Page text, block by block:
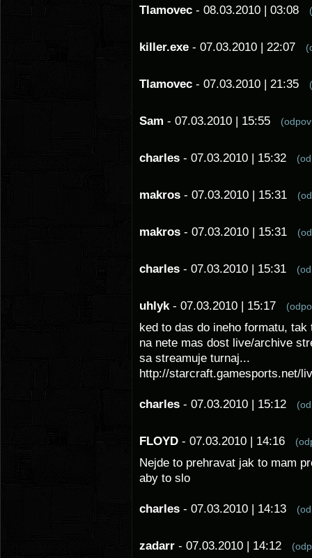
Tlamovec - 08.03.2010 | 03:08
killer.exe - 07.03.2010 | 22:07
Tlamovec - 07.03.2010 | 21:35
Sam - 07.03.2010 | 15:55
charles - 07.03.2010 | 15:32
makros - 07.03.2010 | 15:31
makros - 07.03.2010 | 15:31
charles - 07.03.2010 | 15:31
uhlyk - 07.03.2010 | 15:17
ked to das do ineho formatu,
na nete mas dost live/archive
sa streamuje turnaj...
http://starcraft.gamesports.net/
charles - 07.03.2010 | 15:12
FLOYD - 07.03.2010 | 14:16
Nejde to prehravat jak to mam
aby to slo
charles - 07.03.2010 | 14:13
zadarr - 07.03.2010 | 14:12